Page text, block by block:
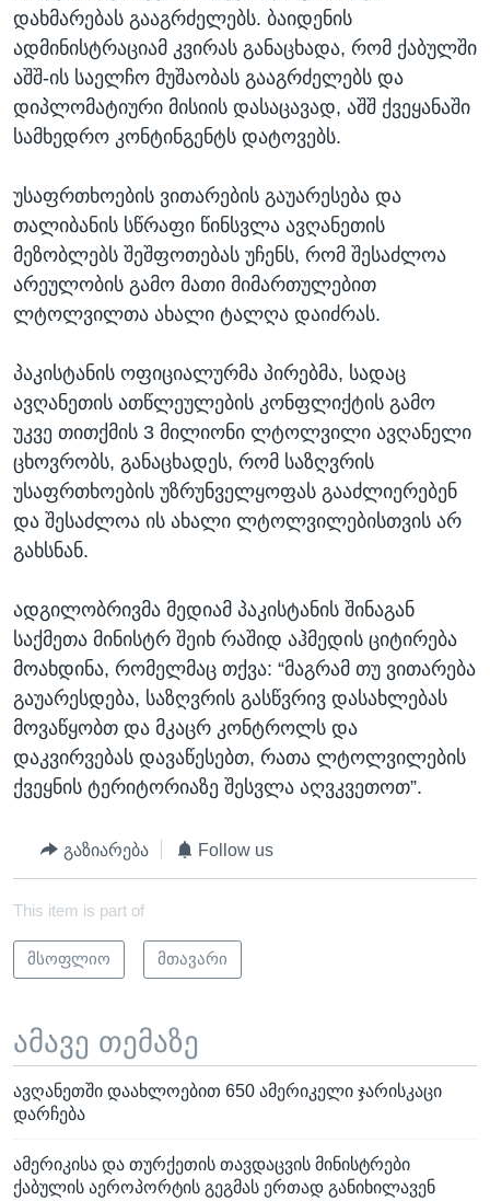
დახმარებას გააგრძელებს. ბაიდენის
ადმინისტრაციამ კვირას განაცხადა, რომ ქაბულში
აშშ-ის საელჩო მუშაობას გააგრძელებს და
დიპლომატიური მისიის დასაცავად, აშშ ქვეყანაში
სამხედრო კონტინგენტს დატოვებს.
უსაფრთხოების ვითარების გაუარესება და
თალიბანის სწრაფი წინსვლა ავღანეთის
მეზობლებს შეშფოთებას უჩენს, რომ შესაძლოა
არეულობის გამო მათი მიმართულებით
ლტოლვილთა ახალი ტალღა დაიძრას.
პაკისტანის ოფიციალურმა პირებმა, სადაც
ავღანეთის ათწლეულების კონფლიქტის გამო
უკვე თითქმის 3 მილიონი ლტოლვილი ავღანელი
ცხოვრობს, განაცხადეს, რომ საზღვრის
უსაფრთხოების უზრუნველყოფას გააძლიერებენ
და შესაძლოა ის ახალი ლტოლვილებისთვის არ
გახსნან.
ადგილობრივმა მედიამ პაკისტანის შინაგან
საქმეთა მინისტრ შეიხ რაშიდ აჰმედის ციტირება
მოახდინა, რომელმაც თქვა: “მაგრამ თუ ვითარება
გაუარესდება, საზღვრის გასწვრივ დასახლებას
მოვაწყობთ და მკაცრ კონტროლს და
დაკვირვებას დავაწესებთ, რათა ლტოლვილების
ქვეყნის ტერიტორიაზე შესვლა აღვკვეთოთ”.
გაზიარება Follow us
This item is part of
მსოფლიო მთავარი
ამავე თემაზე
ავღანეთში დაახლოებით 650 ამერიკელი ჯარისკაცი
დარჩება
ამერიკისა და თურქეთის თავდაცვის მინისტრები
ქაბულის აეროპორტის გეგმას ერთად განიხილავენ